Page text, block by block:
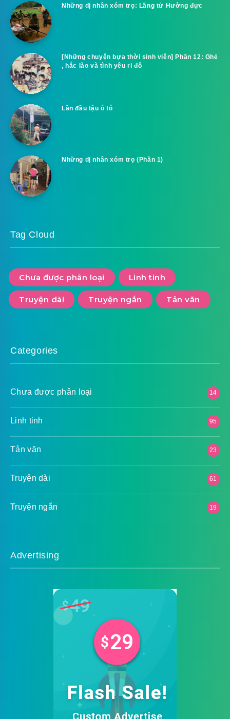
Những dị nhân xóm trọ: Lãng tử Hường đực
[Những chuyện bựa thời sinh viên] Phần 12: Ghẻ
, hắc lào và tình yêu ri đô
Lần đầu tậu ô tô
Những dị nhân xóm trọ (Phần 1)
Tag Cloud
Chưa được phân loại Linh tinh
Truyện dài Truyện ngắn Tản văn
Categories
Chưa được phân loại 14
Linh tinh 95
Tản văn 23
Truyện dài 61
Truyện ngắn 19
Advertising